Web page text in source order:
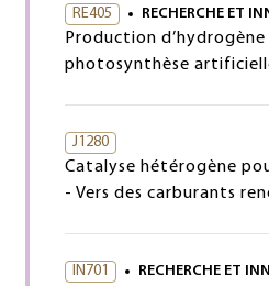
RE405 RECHERCHE ET
Production
photosynthèse
J1280
Catalyse hétérogène
- Vers des carburants
IN701 RECHERCHE ET